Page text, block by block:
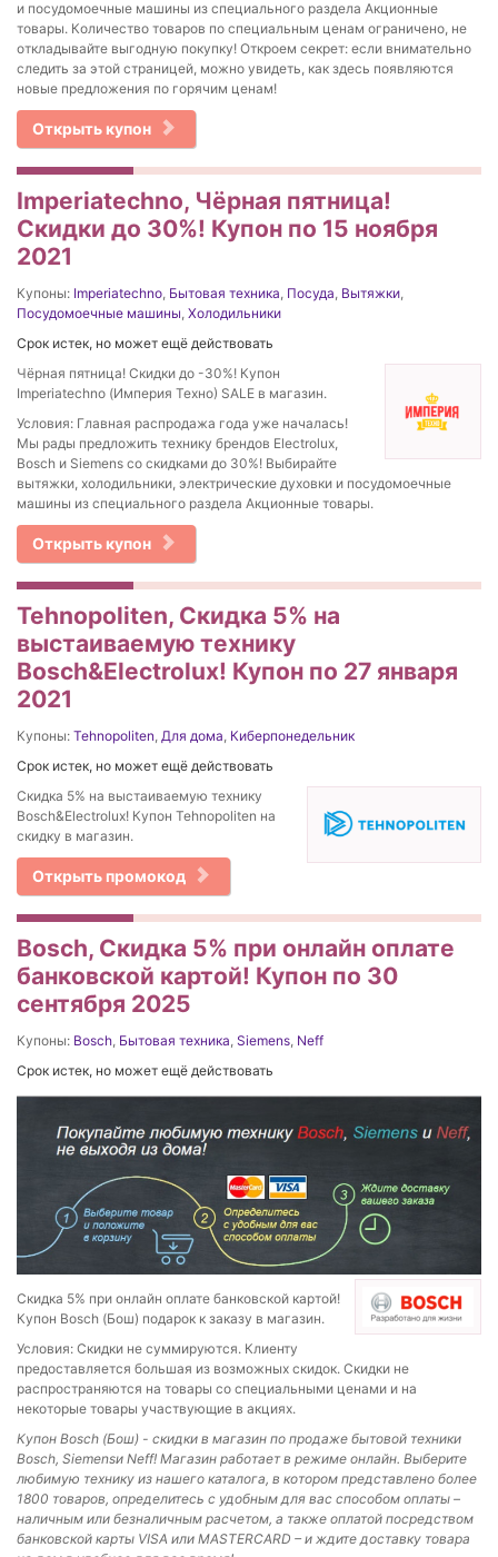
и посудомоечные машины из специального раздела Акционные
товары. Количество товаров по специальным ценам ограничено, не
откладывайте выгодную покупку! Откроем секрет: если внимательно
следить за этой страницей, можно увидеть, как здесь появляются
новые предложения по горячим ценам!
Открыть купон
Imperiatechno, Чёрная пятница!
Скидки до 30%! Купон по 15 ноября
2021
Купоны: Imperiatechno, Бытовая техника, Посуда, Вытяжки,
Посудомоечные машины, Холодильники
Срок истек, но может ещё действовать
Чёрная пятница! Скидки до -30%! Купон
Imperiatechno (Империя Техно) SALE в магазин.
Условия: Главная распродажа года уже началась!
Мы рады предложить технику брендов Electrolux,
Bosch и Siemens со скидками до 30%! Выбирайте
вытяжки, холодильники, электрические духовки и посудомоечные
машины из специального раздела Акционные товары.
Открыть купон
Tehnopoliten, Скидка 5% на
выстаиваемую технику
Bosch&Electrolux! Купон по 27 января
2021
Купоны: Tehnopoliten, Для дома, Киберпонедельник
Срок истек, но может ещё действовать
Скидка 5% на выстаиваемую технику
Bosch&Electrolux! Купон Tehnopoliten на
скидку в магазин.
Открыть промокод
Bosch, Скидка 5% при онлайн оплате
банковской картой! Купон по 30
сентября 2025
Купоны: Bosch, Бытовая техника, Siemens, Neff
Срок истек, но может ещё действовать
Скидка 5% при онлайн оплате банковской картой!
Купон Bosch (Бош) подарок к заказу в магазин.
Условия: Скидки не суммируются. Клиенту
предоставляется большая из возможных скидок. Скидки не
распространяются на товары со специальными ценами и на
некоторые товары участвующие в акциях.
Купон Bosch (Бош) - скидки в магазин по продаже бытовой техники
Bosch, Siemensи Neff! Магазин работает в режиме онлайн. Выберите
любимую технику из нашего каталога, в котором представлено более
1800 товаров, определитесь с удобным для вас способом оплаты –
наличным или безналичным расчетом, а также оплатой посредством
банковской карты VISA или MASTERCARD – и ждите доставку товара